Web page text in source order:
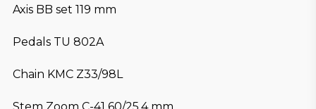
Axis BB set 119 mm
Pedals TU 802A
Chain KMC Z33/98L